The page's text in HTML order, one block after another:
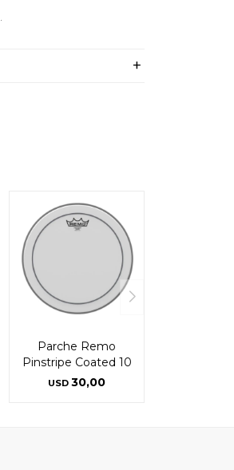
Parche Remo
Pinstripe Coated 10
USD 30,00